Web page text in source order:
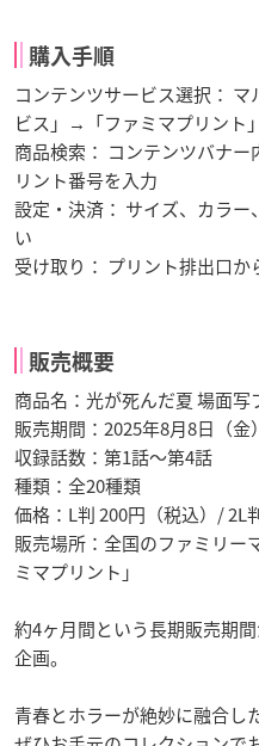
購入手順
コンテンツサービス選択：
ビス」→「ファミマプリント
商品検索： コンテンツバナ
リント番号を入力
設定・決済： サイズ、カラ
い
受け取り： プリント排出口か
販売概要
商品名：光が死んだ夏 場面
販売期間：2025年8月8日（
収録話数：第1話～第4話
種類：全20種類
価格：L判 200円（税込）/ 2L
販売場所：全国のファミリー
ミマプリント」
約4ヶ月間という長期販売期
企画。
青春とホラーが絶妙に融合し